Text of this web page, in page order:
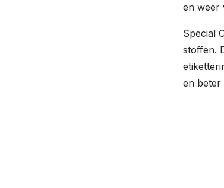
en weer
Special
stoffen.
en beter